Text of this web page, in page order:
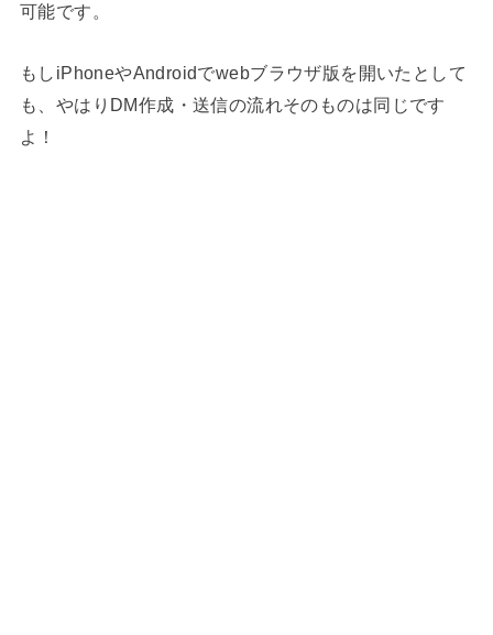
可能です。
もしiPhoneやAndroidでwebブラウザ版を開いたとして
も、やはりDM作成・送信の流れそのものは同じです
よ！